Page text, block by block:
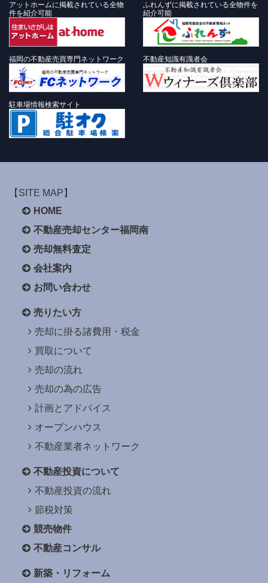
アットホームに掲載されている全物
件を紹介可能
ふれんずに掲載されている全物件を
紹介可能
福岡の不動産売買専門ネットワーク 不動産知識有識者会
駐車場情報検索サイト
【SITE MAP】
HOME
不動産売却センター福岡南
売却無料査定
会社案内
お問い合わせ
売りたい方
売却に掛る諸費用・税金
買取について
売却の流れ
売却の為の広告
計画とアドバイス
オープンハウス
不動産業者ネットワーク
不動産投資について
不動産投資の流れ
節税対策
競売物件
不動産コンサル
新築・リフォーム